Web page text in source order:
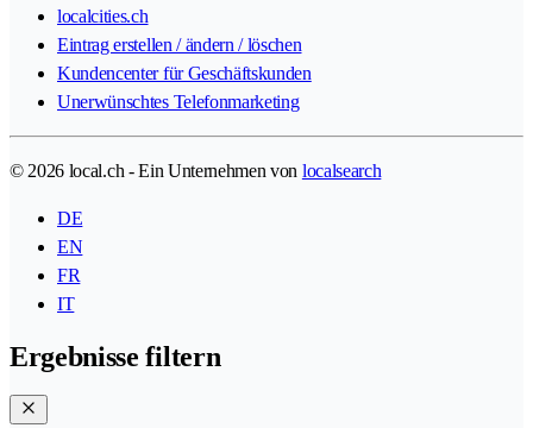
localcities.ch
Eintrag erstellen / ändern / löschen
Kundencenter für Geschäftskunden
Unerwünschtes Telefonmarketing
© 2026 local.ch - Ein Unternehmen von localsearch
DE
EN
FR
IT
Ergebnisse filtern